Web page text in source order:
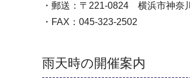
・郵送：〒221-0824 横浜市神奈
・FAX：045-323-2502
雨天時の開催案内